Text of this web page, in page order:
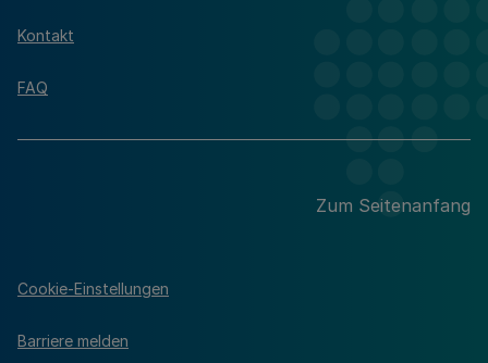
Kontakt
FAQ
Zum Seitenanfang
Cookie-Einstellungen
Barriere melden